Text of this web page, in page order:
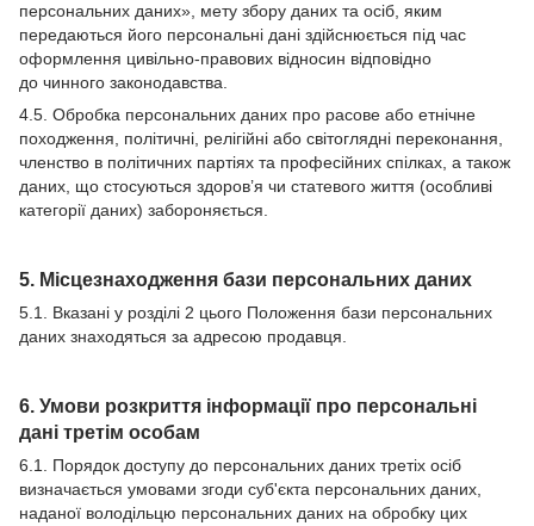
персональних даних», мету збору даних та осіб, яким
передаються його персональні дані здійснюється під час
оформлення цивільно-правових відносин відповідно
до чинного законодавства.
4.5. Обробка персональних даних про расове або етнічне
походження, політичні, релігійні або світоглядні переконання,
членство в політичних партіях та професійних спілках, а також
даних, що стосуються здоров’я чи статевого життя (особливі
категорії даних) забороняється.
5. Місцезнаходження бази персональних даних
5.1. Вказані у розділі 2 цього Положення бази персональних
даних знаходяться за адресою продавця.
6. Умови розкриття інформації про персональні
дані третім особам
6.1. Порядок доступу до персональних даних третіх осіб
визначається умовами згоди суб'єкта персональних даних,
наданої володільцю персональних даних на обробку цих